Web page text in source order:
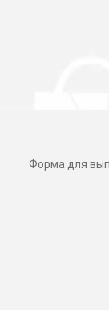
Форма для